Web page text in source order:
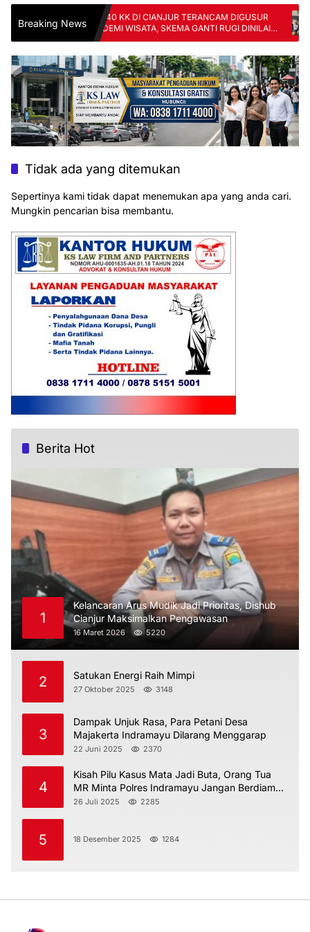
Breaking News140 KK DI CIANJUR TERANCAM DIGUSUR
DEMI WISATA, SKEMA GANTI RUGI DINILAI
TAK ADIL
Tidak ada yang ditemukan
Sepertinya kami tidak dapat menemukan apa yang anda cari.
Mungkin pencarian bisa membantu.
Berita Hot
1
Kelancaran Arus Mudik Jadi Prioritas, Dishub
Cianjur Maksimalkan Pengawasan
16 Maret 2026 5220
2 Satukan Energi Raih Mimpi
27 Oktober 2025 3148
3
Dampak Unjuk Rasa, Para Petani Desa
Majakerta Indramayu Dilarang Menggarap
22 Juni 2025 2370
4
Kisah Pilu Kasus Mata Jadi Buta, Orang Tua
MR Minta Polres Indramayu Jangan Berdiam
Diri
26 Juli 2025 2285
5 18 Desember 2025 1284